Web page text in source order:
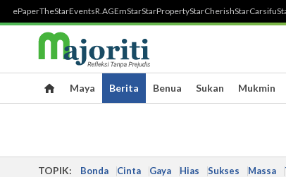
ePaperTheStarEventsR.AGEmStarStarPropertyStarCherishStarCarsifu
Maya Berita Benua Sukan Mukmin
TOPIK: Bonda Cinta Gaya Hias Sukses Massa